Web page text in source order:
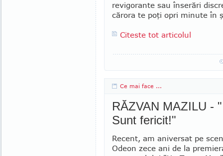
revigorante sau înserări
cărora te poţi opri minute în
Citeste tot articolul
Ce mai face ...
RĂZVAN MAZILU -
Sunt fericit!"
Recent, am aniversat pe
Odeon zece ani de la